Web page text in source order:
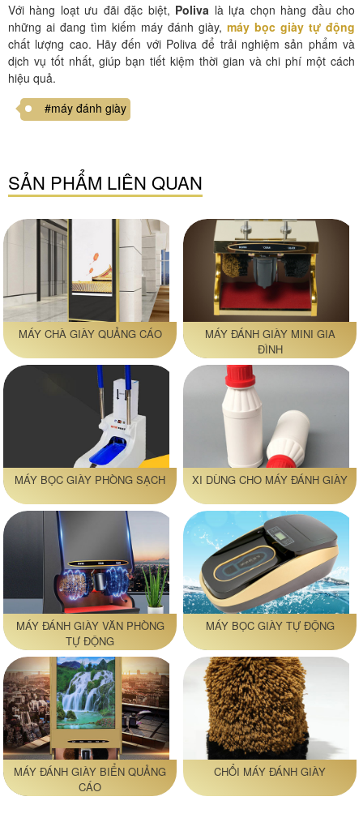
Với hàng loạt ưu đãi đặc biệt, Poliva là lựa chọn hàng đầu cho
những ai đang tìm kiếm máy đánh giày, máy bọc giày tự động
chất lượng cao. Hãy đến với Poliva để trải nghiệm sản phẩm và
dịch vụ tốt nhất, giúp bạn tiết kiệm thời gian và chi phí một cách
hiệu quả.
#máy đánh giày
SẢN PHẨM LIÊN QUAN
MÁY CHÀ GIÀY QUẢNG CÁO
MÁY ĐÁNH GIÀY MINI GIA
ĐÌNH
MÁY BỌC GIÀY PHÒNG SẠCH XI DÙNG CHO MÁY ĐÁNH GIÀY
MÁY ĐÁNH GIÀY VĂN PHÒNG
TỰ ĐỘNG
MÁY BỌC GIÀY TỰ ĐỘNG
MÁY ĐÁNH GIÀY BIỂN QUẢNG
CÁO
CHỔI MÁY ĐÁNH GIÀY